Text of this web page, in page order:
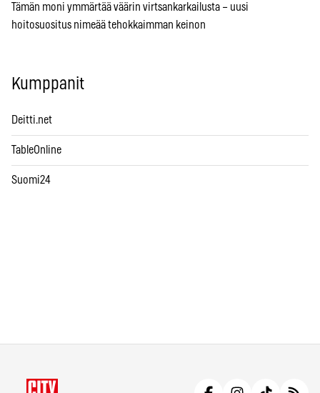
Tämän moni ymmärtää väärin virtsankarkailusta – uusi
hoitosuositus nimeää tehokkaimman keinon
Kumppanit
Deitti.net
TableOnline
Suomi24